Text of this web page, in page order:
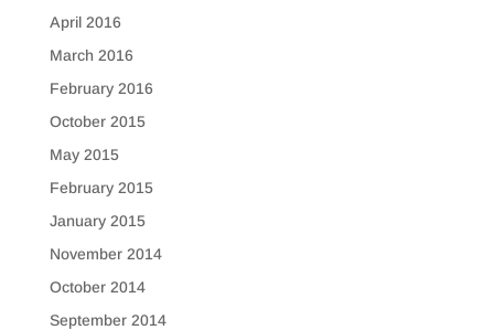
April 2016
March 2016
February 2016
October 2015
May 2015
February 2015
January 2015
November 2014
October 2014
September 2014